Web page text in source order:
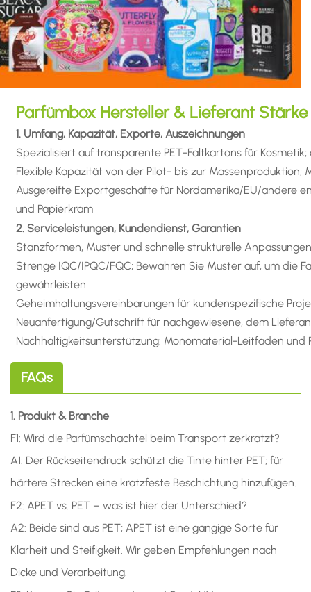
Parfümbox Hersteller & Lieferant Stärke
1. Umfang, Kapazität, Exporte, Auszeichnungen
Spezialisiert auf transparente PET-Faltkartons für
Flexible Kapazität von der Pilot- bis zur Massenproduktion;
Ausgereifte Exportgeschäfte für Nordamerika/EU/andere
und Papierkram
2. Serviceleistungen, Kundendienst, Garantien
Stanzformen, Muster und schnelle strukturelle
Strenge IQC/IPQC/FQC; Bewahren Sie Muster auf, um die
gewährleisten
Geheimhaltungsvereinbarungen für kundenspezifische
Neuanfertigung/Gutschrift für nachgewiesene, dem
Nachhaltigkeitsunterstützung: Monomaterial-Leitfaden und
FAQs
1. Produkt & Branche
F1: Wird die Parfümschachtel beim Transport zerkratzt?
A1: Der Rückseitendruck schützt die Tinte hinter PET; für
härtere Strecken eine kratzfeste Beschichtung hinzufügen.
F2: APET vs. PET – was ist hier der Unterschied?
A2: Beide sind aus PET; APET ist eine gängige Sorte für
Klarheit und Steifigkeit. Wir geben Empfehlungen nach
Dicke und Verarbeitung.